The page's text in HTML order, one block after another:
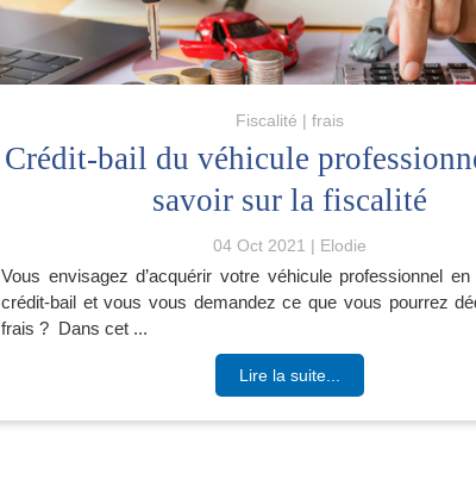
Fiscalité frais
Crédit-bail du véhicule
savoir sur la fiscalité
04 Oct 2021 Elodie
Vous envisagez d’acquérir votre véhicule professionnel
crédit-bail et vous vous demandez ce que vous pourrez
frais ? Dans cet ...
Lire la suite...